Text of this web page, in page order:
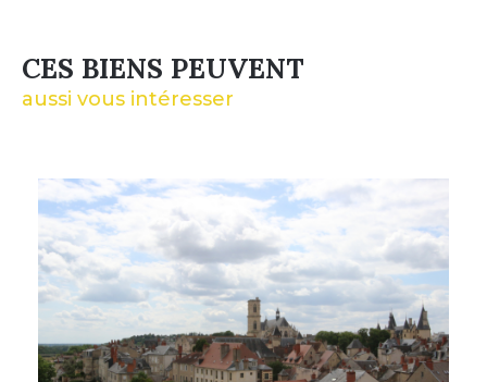
CES BIENS PEUVENT
aussi vous intéresser